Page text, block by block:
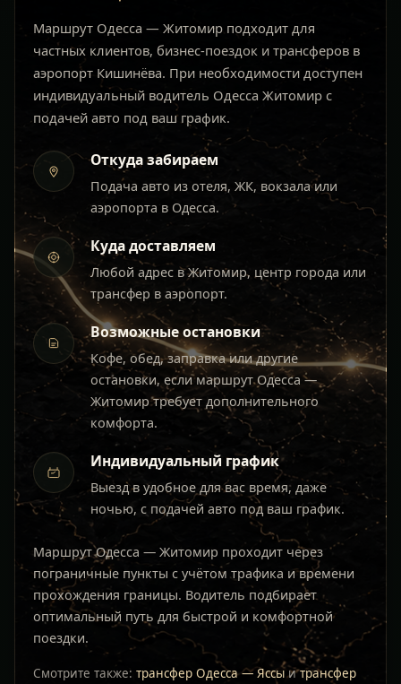
Маршрут Одесса — Житомир подходит для
частных клиентов, бизнес-поездок и трансферов в
аэропорт Кишинёва. При необходимости доступен
индивидуальный водитель Одесса Житомир с
подачей авто под ваш график.
Откуда забираем
Подача авто из отеля, ЖК, вокзала или
аэропорта в Одесса.
Куда доставляем
Любой адрес в Житомир, центр города или
трансфер в аэропорт.
Возможные остановки
Кофе, обед, заправка или другие
остановки, если маршрут Одесса —
Житомир требует дополнительного
комфорта.
Индивидуальный график
Выезд в удобное для вас время, даже
ночью, с подачей авто под ваш график.
Маршрут Одесса — Житомир проходит через
пограничные пункты с учётом трафика и времени
прохождения границы. Водитель подбирает
оптимальный путь для быстрой и комфортной
поездки.
Смотрите также: трансфер Одесса — Яссыитрансфер